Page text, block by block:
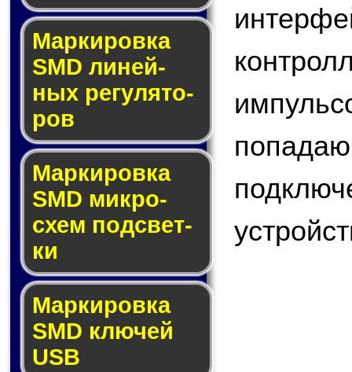
Маркировка
SMD ли­ней­
ных ре­гу­ля­то­
ров
Маркировка
SMD мик­ро­
схем под­свет­
ки
Маркировка
SMD клю­чей
USB